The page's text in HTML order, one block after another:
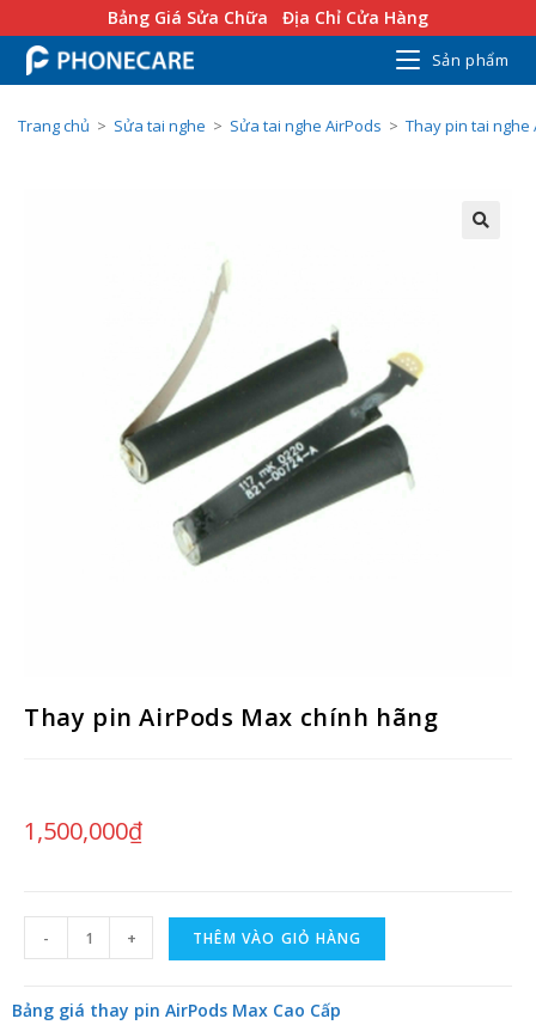
Bảng Giá Sửa Chữa Địa Chỉ Cửa Hàng
Sản phẩm
Trang chủ > Sửa tai nghe > Sửa tai nghe AirPods > Thay pin tai nghe
Thay pin AirPods Max chính hãng
1,500,000₫
- + THÊM VÀO GIỎ HÀNG
Bảng giá thay pin AirPods Max Cao Cấp